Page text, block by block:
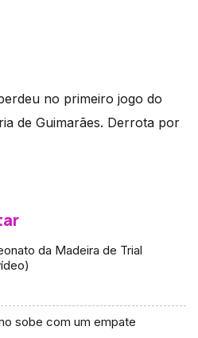
no primeiro jogo do
de Guimarães. Derrota por
da Madeira de Trial
sobe com um empate